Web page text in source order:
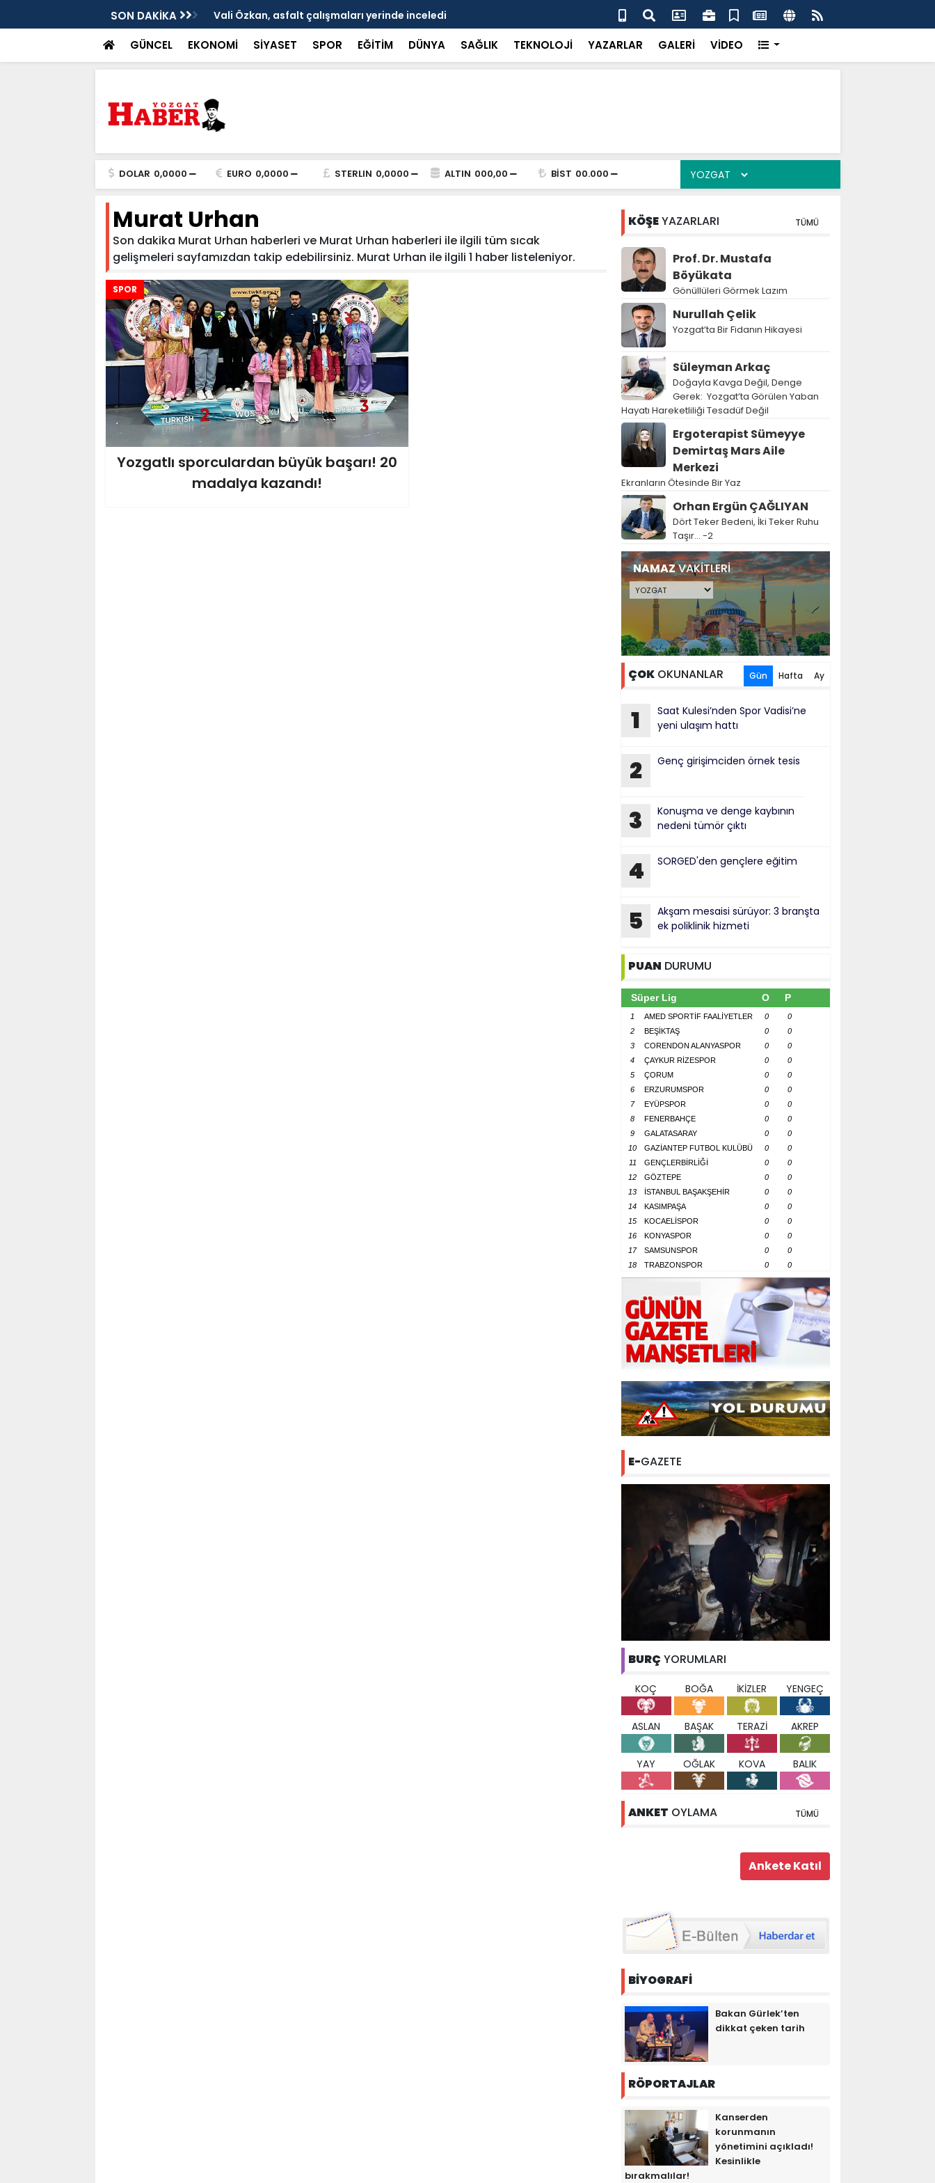
SON DAKİKA Vali Özkan, asfalt çalışmaları yerinde inceledi Bakan Gürlek’ten “Tek Çatı” mesajı
GÜNCEL EKONOMİ SİYASET SPOR EĞİTİM DÜNYA SAĞLIK TEKNOLOJİ YAZARLAR GALERİ VİDEO
DOLAR 0,0000 EURO 0,0000 STERLIN 0,0000 ALTIN 000,00 BİST 00.000
Murat Urhan
Son dakika Murat Urhan haberleri ve Murat Urhan haberleri ile ilgili tüm sıcak
gelişmeleri sayfamızdan takip edebilirsiniz. Murat Urhan ile ilgili 1 haber listeleniyor.
SPOR
Yozgatlı sporculardan büyük başarı! 20
madalya kazandı!
KÖŞEYAZARLARI TÜMÜ
Prof. Dr. Mustafa
Böyükata
Gönüllüleri Görmek Lazım
Nurullah Çelik
Yozgat’ta Bir Fidanın Hikayesi
Süleyman Arkaç
Doğayla Kavga Değil, Denge
Gerek: Yozgat’ta Görülen Yaban
Hayatı Hareketliliği Tesadüf Değil
Ergoterapist Sümeyye
Demirtaş Mars Aile
Merkezi
Ekranların Ötesinde Bir Yaz
Orhan Ergün ÇAĞLIYAN
Dört Teker Bedeni, İki Teker Ruhu
Taşır… -2
NAMAZVAKİTLERİ
ÇOKOKUNANLAR Gün Hafta Ay
1
Saat Kulesi’nden Spor Vadisi’ne
yeni ulaşım hattı
2 Genç girişimciden örnek tesis
3
Konuşma ve denge kaybının
nedeni tümör çıktı
4 SORGED'den gençlere eğitim
5
Akşam mesaisi sürüyor: 3 branşta
ek poliklinik hizmeti
PUAN DURUMU
Süper Lig O P
1 AMED SPORTİF FAALİYETLER 0
0
2
BEŞİKTAŞ 0
0
3
CORENDON ALANYASPOR 0
0
4
ÇAYKUR RİZESPOR 0
0
5
ÇORUM 0
0
6
ERZURUMSPOR 0
0
7
EYÜPSPOR 0
0
8
FENERBAHÇE 0
0
9
GALATASARAY 0
0
10
GAZİANTEP FUTBOL KULÜBÜ 0
0
11
GENÇLERBİRLİĞİ 0
0
12
GÖZTEPE 0
0
13
İSTANBUL BAŞAKŞEHİR 0
0
14
KASIMPAŞA 0
0
15
KOCAELİSPOR 0
0
16
KONYASPOR 0
0
17
SAMSUNSPOR 0
0
18
TRABZONSPOR 0 0
E-GAZETE
BURÇ YORUMLARI
KOÇ BOĞA İKİZLER YENGEÇ
ASLAN BAŞAK TERAZİ AKREP
YAY OĞLAK KOVA BALIK
ANKET OYLAMA TÜMÜ
BİYOGRAFİ
Bakan Gürlek’ten
dikkat çeken tarih
RÖPORTAJLAR
Kanserden
korunmanın
yönetimini açıkladı!
Kesinlikle
bırakmalılar!